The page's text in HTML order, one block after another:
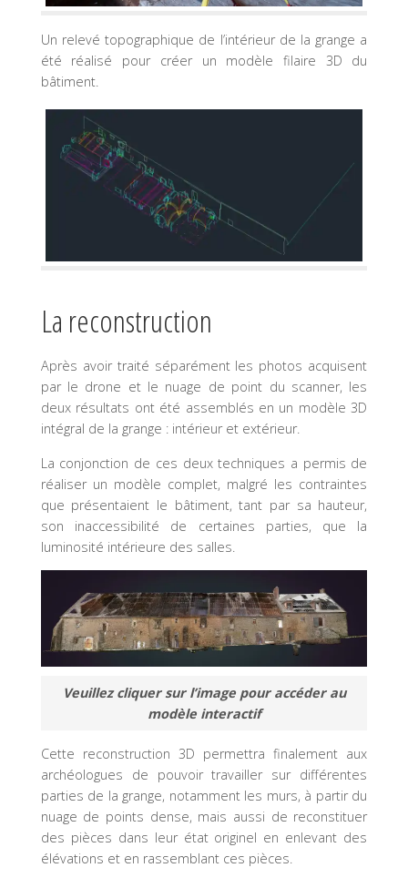
Un relevé topographique de l’intérieur de la grange a
été réalisé pour créer un modèle filaire 3D du
bâtiment.
La reconstruction
Après avoir traité séparément les photos acquisent
par le drone et le nuage de point du scanner, les
deux résultats ont été assemblés en un modèle 3D
intégral de la grange : intérieur et extérieur.
La conjonction de ces deux techniques a permis de
réaliser un modèle complet, malgré les contraintes
que présentaient le bâtiment, tant par sa hauteur,
son inaccessibilité de certaines parties, que la
luminosité intérieure des salles.
Veuillez cliquer sur l’image pour accéder au
modèle interactif
Cette reconstruction 3D permettra finalement aux
archéologues de pouvoir travailler sur différentes
parties de la grange, notamment les murs, à partir du
nuage de points dense, mais aussi de reconstituer
des pièces dans leur état originel en enlevant des
élévations et en rassemblant ces pièces.